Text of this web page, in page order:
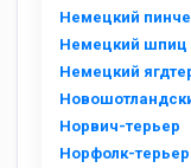
Немецкий
Немецкий шпиц
Немецкий
Норвич-терьер
Норфолк-терьер